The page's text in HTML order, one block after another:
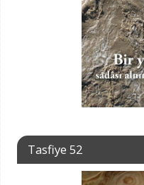
Tasfiye 52